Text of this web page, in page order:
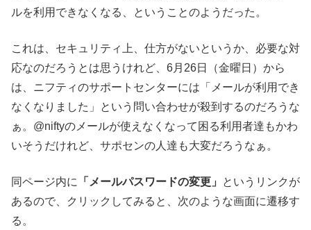
ルを利用できなくなる、ということのようだった。
これは、セキュリティ上、仕方がないというか、必要な対
応なのだろうとは思うけれど、6月26日（金曜日）から
は、ニフティのサポートセンターには「メールが利用でき
なくなりました」という問い合わせが殺到するのだろうな
ぁ。@niftyのメールが使えなくなって困る利用者達もかわ
いそうだけれど、サポセンの人達も大変だろうなぁ。
同ページ内に 「メールパスワードの変更」
というリンクが
あるので、クリックしてみると、次のような画面に遷移す
る。